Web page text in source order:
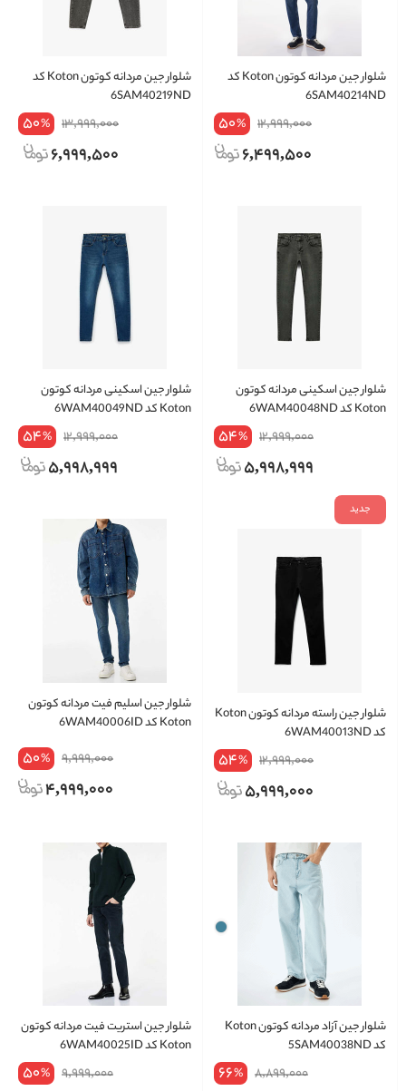
شلوار جین مردانه کوتون Koton کد
6SAM40214ND
12,999,000
50%
6,499,500
شلوار جین مردانه کوتون Koton کد
6SAM40219ND
13,999,000
50%
6,999,500
شلوار جين اسکینی مردانه کوتون
Koton کد 6WAM40048ND
12,999,000
54%
5,998,999
شلوار جين اسکینی مردانه کوتون
Koton کد 6WAM40049ND
12,999,000
54%
5,998,999
جدید
شلوار جين راسته مردانه کوتون Koton
کد 6WAM40013ND
12,999,000
54%
5,999,000
شلوار جین اسلیم فیت مردانه کوتون
Koton کد 6WAM40006ID
9,999,000
50%
4,999,000
شلوار جین آزاد مردانه کوتون Koton
کد 5SAM40038ND
8,899,000
66%
شلوار جین استریت فیت مردانه کوتون
Koton کد 6WAM40025ID
9,999,000
50%